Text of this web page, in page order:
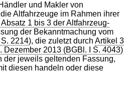
und Makler von
Altfahrzeuge im Rahmen ihrer
Absatz 1 bis 3 der Altfahrzeug-
der Bekanntmachung vom
2214), die zuletzt durchArtikel 3
Dezember 2013 (BGBl. I S. 4043)
der jeweils geltenden Fassung,
diesen handeln oder diese